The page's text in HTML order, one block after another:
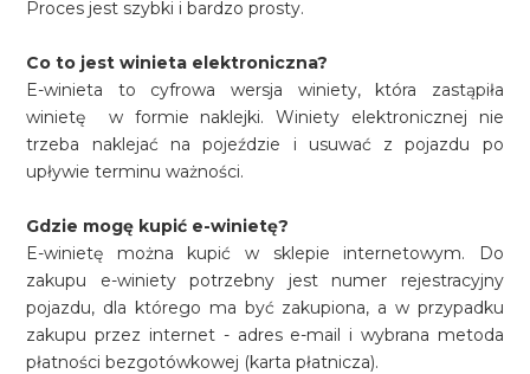
Proces jest szybki i bardzo prosty.
Co to jest winieta elektroniczna?
E-winieta to cyfrowa wersja winiety, która zastąpiła
winietę w formie naklejki. Winiety elektronicznej nie
trzeba naklejać na pojeździe i usuwać z pojazdu po
upływie terminu ważności.
Gdzie mogę kupić e-winietę?
E-winietę można kupić w sklepie internetowym. Do
zakupu e-winiety potrzebny jest numer rejestracyjny
pojazdu, dla którego ma być zakupiona, a w przypadku
zakupu przez internet - adres e-mail i wybrana metoda
płatności bezgotówkowej (karta płatnicza).